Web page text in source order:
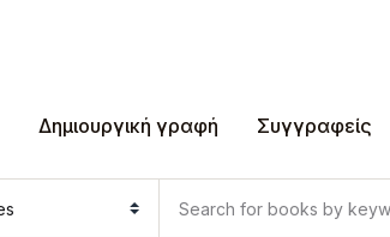
Δημιουργική γραφή Συγγραφείς